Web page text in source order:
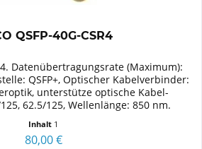
QSFP-40G-CSR4
Datenübertragungsrate (Maximum):
QSFP+, Optischer Kabelverbinder:
unterstütze optische Kabel-
62.5/125, Wellenlänge: 850 nm.
Inhalt 1
80,00 €